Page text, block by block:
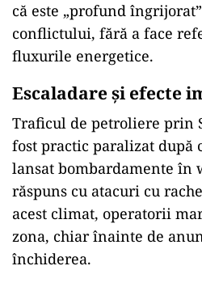
că este „profund
conflictului, fără a face
fluxurile energetice.
Escaladare și efecte
Traficul de petroliere prin
fost practic paralizat după
lansat bombardamente în
răspuns cu atacuri cu
acest climat, operatorii
zona, chiar înainte de
închiderea.